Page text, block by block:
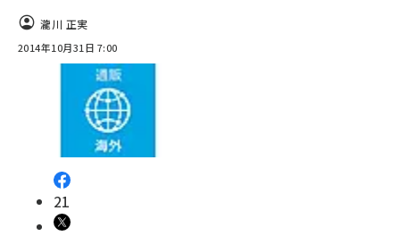
アスクル (1112)
base (1068)
ビィ・フォアード (769)
revico (737)
瀧川 正実
2014年10月31日 7:00
21